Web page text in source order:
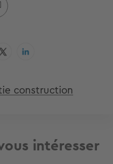
construction
intéresser